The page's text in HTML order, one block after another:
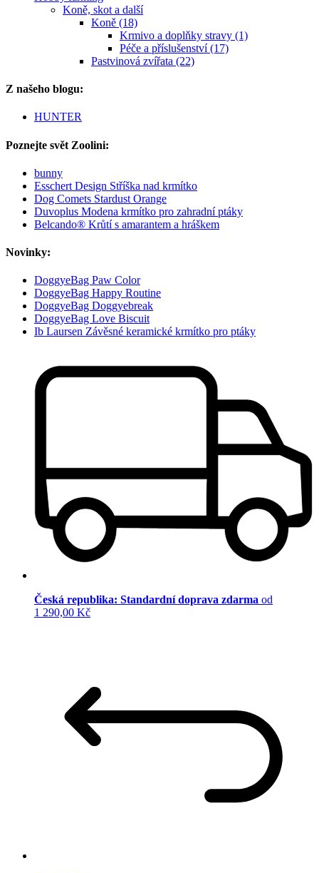
Koně, skot a další
Koně (18)
Krmivo a doplňky stravy (1)
Péče a příslušenství (17)
Pastvinová zvířata (22)
Z našeho blogu:
HUNTER
Poznejte svět Zoolini:
bunny
Esschert Design Stříška nad krmítko
Dog Comets Stardust Orange
Duvoplus Modena krmítko pro zahradní ptáky
Belcando® Krůtí s amarantem a hráškem
Novinky:
DoggyeBag Paw Color
DoggyeBag Happy Routine
DoggyeBag Doggyebreak
DoggyeBag Love Biscuit
Ib Laursen Závěsné keramické krmítko pro ptáky
Česká republika: Standardní doprava zdarma od
1 290,00 Kč